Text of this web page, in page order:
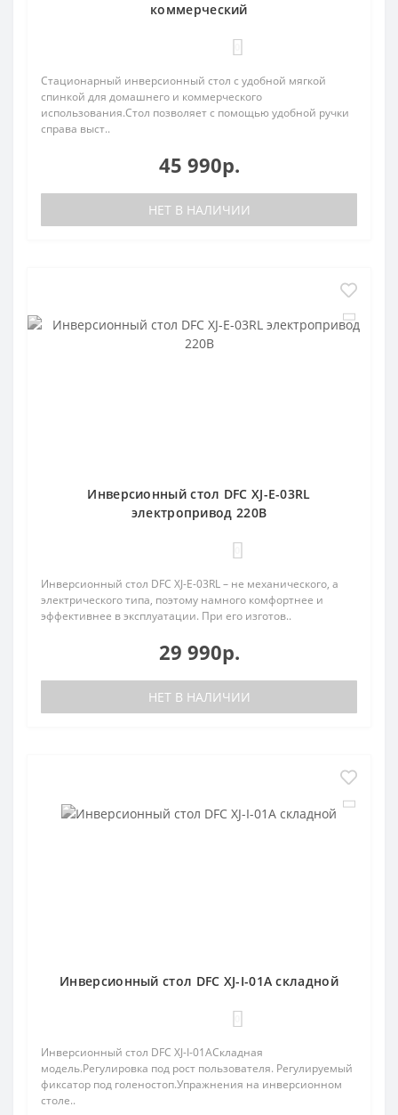
коммерческий
Стационарный инверсионный стол с удобной мягкой
спинкой для домашнего и коммерческого
использования.Стол позволяет с помощью удобной ручки
справа выст..
45 990р.
НЕТ В НАЛИЧИИ
Инверсионный стол DFC XJ-E-03RL
электропривод 220В
Инверсионный стол DFC XJ-E-03RL – не механического, а
электрического типа, поэтому намного комфортнее и
эффективнее в эксплуатации. При его изготов..
29 990р.
НЕТ В НАЛИЧИИ
Инверсионный стол DFC XJ-I-01A складной
Инверсионный стол DFC XJ-I-01AСкладная
модель.Регулировка под рост пользователя. Регулируемый
фиксатор под голеностоп.Упражнения на инверсионном
столе..